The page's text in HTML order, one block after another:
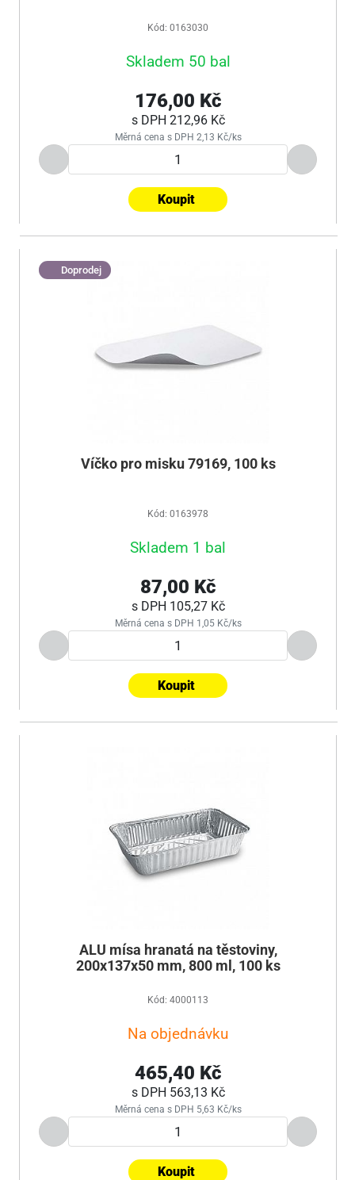
Kód: 0163030
Skladem 50 bal
176,00 Kč
s DPH 212,96 Kč
Měrná cena s DPH 2,13 Kč/ks
Koupit
Doprodej
Víčko pro misku 79169, 100 ks
Kód: 0163978
Skladem 1 bal
87,00 Kč
s DPH 105,27 Kč
Měrná cena s DPH 1,05 Kč/ks
Koupit
ALU mísa hranatá na těstoviny,
200x137x50 mm, 800 ml, 100 ks
Kód: 4000113
Na objednávku
465,40 Kč
s DPH 563,13 Kč
Měrná cena s DPH 5,63 Kč/ks
Koupit